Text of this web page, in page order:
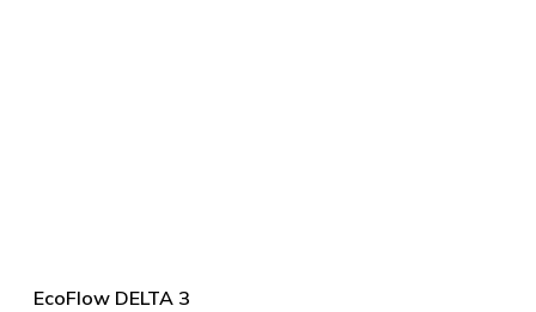
EcoFlow DELTA 3